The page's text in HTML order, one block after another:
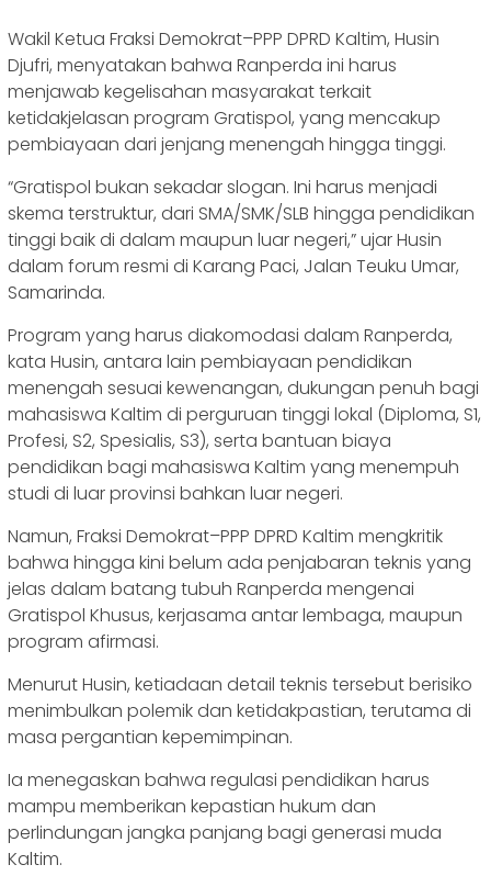
Wakil Ketua Fraksi Demokrat–PPP DPRD Kaltim, Husin
Djufri, menyatakan bahwa Ranperda ini harus
menjawab kegelisahan masyarakat terkait
ketidakjelasan program Gratispol, yang mencakup
pembiayaan dari jenjang menengah hingga tinggi.
“Gratispol bukan sekadar slogan. Ini harus menjadi
skema terstruktur, dari SMA/SMK/SLB hingga pendidikan
tinggi baik di dalam maupun luar negeri,” ujar Husin
dalam forum resmi di Karang Paci, Jalan Teuku Umar,
Samarinda.
Program yang harus diakomodasi dalam Ranperda,
kata Husin, antara lain pembiayaan pendidikan
menengah sesuai kewenangan, dukungan penuh bagi
mahasiswa Kaltim di perguruan tinggi lokal (Diploma, S1,
Profesi, S2, Spesialis, S3), serta bantuan biaya
pendidikan bagi mahasiswa Kaltim yang menempuh
studi di luar provinsi bahkan luar negeri.
Namun, Fraksi Demokrat–PPP DPRD Kaltim mengkritik
bahwa hingga kini belum ada penjabaran teknis yang
jelas dalam batang tubuh Ranperda mengenai
Gratispol Khusus, kerjasama antar lembaga, maupun
program afirmasi.
Menurut Husin, ketiadaan detail teknis tersebut berisiko
menimbulkan polemik dan ketidakpastian, terutama di
masa pergantian kepemimpinan.
Ia menegaskan bahwa regulasi pendidikan harus
mampu memberikan kepastian hukum dan
perlindungan jangka panjang bagi generasi muda
Kaltim.